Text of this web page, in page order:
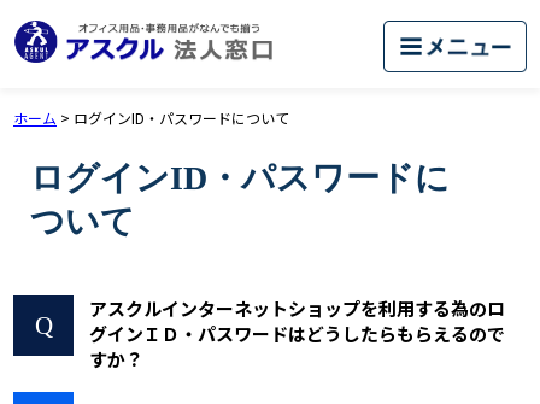
ホーム > ログインID・パスワードについて
ログインID・パスワードに
ついて
アスクルインターネットショップを利用する為のロ
グインＩＤ・パスワードはどうしたらもらえるので
すか？